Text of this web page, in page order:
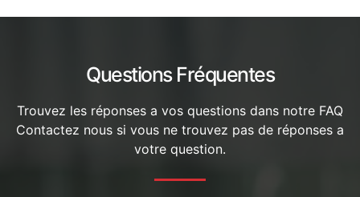
Questions Fréquentes
Trouvez les réponses a vos questions dans notre FAQ
Contactez nous si vous ne trouvez pas de réponses a
votre question.